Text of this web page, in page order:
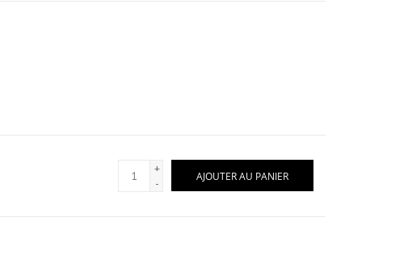
+
-
AJOUTER AU PANIER